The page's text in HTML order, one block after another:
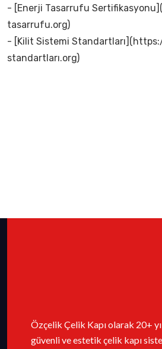
- [Enerji Tasarrufu
tasarrufu.org)
- [Kilit Sistemi
standartları.org)
Özçelik Çelik Kapı olarak 20+
güvenli ve estetik çelik kapı